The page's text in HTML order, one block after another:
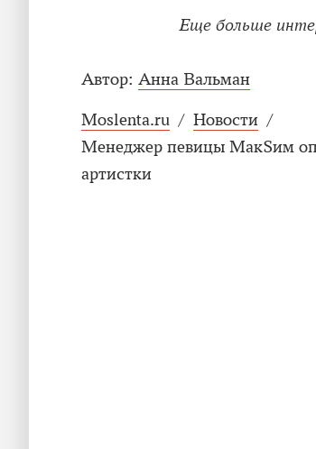
Еще больше
Автор: Анна Вальман
Moslenta.ru / Новости /
Менеджер певицы МакSим
артистки